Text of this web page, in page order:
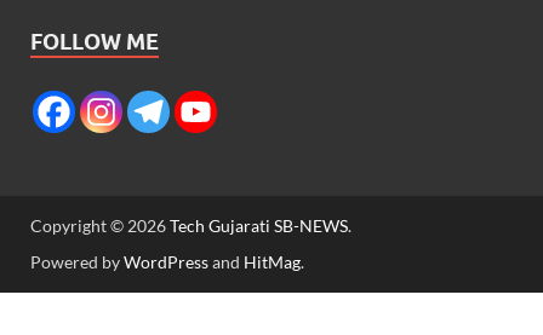
FOLLOW ME
Copyright © 2026Tech Gujarati SB-NEWS.
Powered byWordPressand HitMag.